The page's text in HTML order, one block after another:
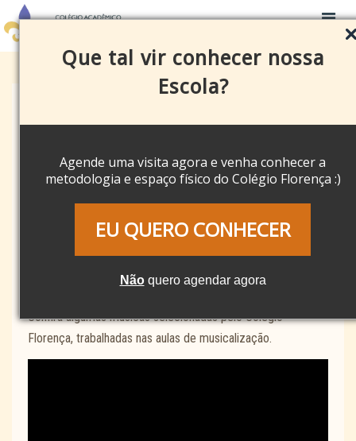
Que tal vir conhecer nossa
Escola?
Agende uma visita agora e venha conhecer a
metodologia e espaço físico do Colégio Florença :)
EU QUERO CONHECER
Nãoquero agendar agora
Playlist – Musicalização Colégio
Florença
Colégio Acadêmico Florença on13 de outubro de 2019
Confira algumas músicas selecionadas pelo Colégio
Florença, trabalhadas nas aulas de musicalização.